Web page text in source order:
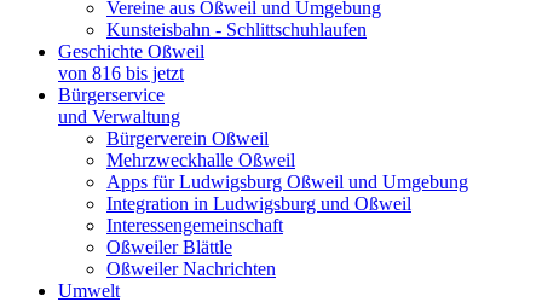
Vereine aus Oßweil und Umgebung
Kunsteisbahn - Schlittschuhlaufen
Geschichte Oßweil
von 816 bis jetzt
Bürgerservice
und Verwaltung
Bürgerverein Oßweil
Mehrzweckhalle Oßweil
Apps für Ludwigsburg Oßweil und Umgebung
Integration in Ludwigsburg und Oßweil
Interessengemeinschaft
Oßweiler Blättle
Oßweiler Nachrichten
Umwelt